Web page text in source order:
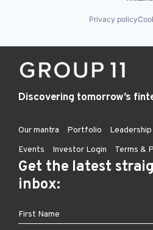
Privacy policy
Discovering tomorrow’s
Our mantra Portfolio Leadership
Events
Investor Login Terms &
Get the latest
inbox: